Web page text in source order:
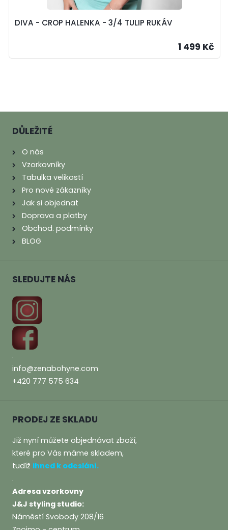
DIVA - CROP HALENKA - 3/4 TULIP RUKÁV
1 499 Kč
DŮLEŽITÉ
O nás
Vzorkovníky
Tabulka velikostí
Pro nové zákazníky
Jak si objednat
Doprava a platby
Obchod. podmínky
BLOG
SLEDUJTE NÁS
.
info@zenabohyne.com
+420 777 575 634
PRODEJ ZE SKLADU
Již nyní můžete objednávat zboží,
které pro Vás máme skladem,
tudíž ihned k odeslání.
.
Adresa vzorkovny
J&J styling studio:
Náměstí Svobody 208/16